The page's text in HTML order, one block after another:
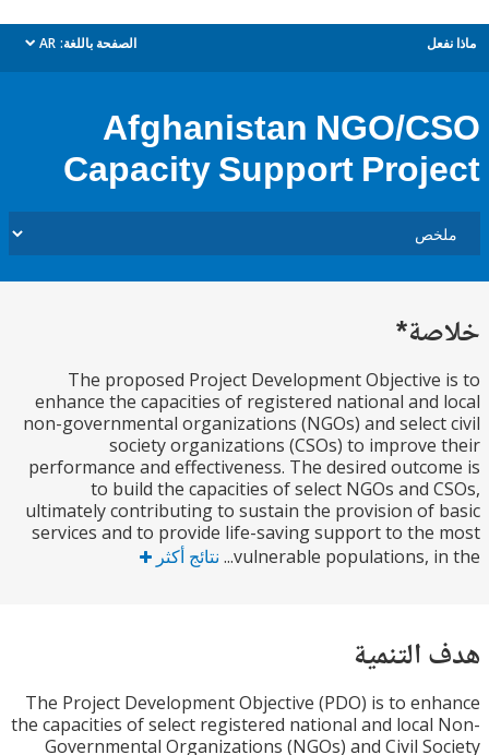
الصفحة باللغة: AR
dropdown
Afghanistan NGO/
Capacity Support
The proposed Project Development
enhance the capacities of registered national
non-governmental organizations (NGOs) and
society organizations (CSOs) to
performance and effectiveness. The desired
to build the capacities of select NGOs and
ultimately contributing to sustain the provision of
services and to provide life-saving support to
vulnerable populations, نتائج أكثر
The Project Development Objective (PDO) is to
the capacities of select registered national and
Governmental Organizations (NGOs) and Civil